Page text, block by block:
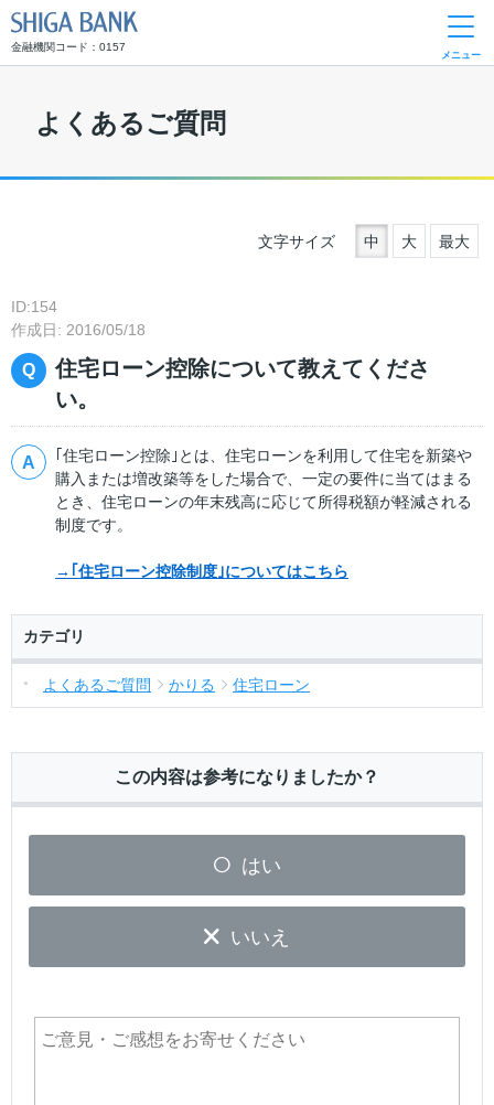
金融機関コード：0157
メニュー
よくあるご質問
文字サイズ 中 大 最大
ID:154
作成日: 2016/05/18
住宅ローン控除について教えてくださ
い。
｢住宅ローン控除｣とは、住宅ローンを利用して住宅を新築や
購入または増改築等をした場合で、一定の要件に当てはまる
とき、住宅ローンの年末残高に応じて所得税額が軽減される
制度です。
→｢住宅ローン控除制度｣についてはこちら
カテゴリ
よくあるご質問 かりる 住宅ローン
この内容は参考になりましたか？
はい
いいえ